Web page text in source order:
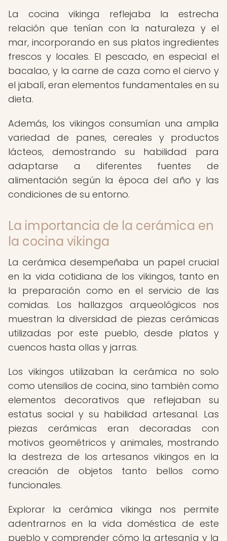
La cocina vikinga reflejaba la estrecha
relación que tenían con la naturaleza y el
mar, incorporando en sus platos ingredientes
frescos y locales. El pescado, en especial el
bacalao, y la carne de caza como el ciervo y
el jabalí, eran elementos fundamentales en su
dieta.
Además, los vikingos consumían una amplia
variedad de panes, cereales y productos
lácteos, demostrando su habilidad para
adaptarse a diferentes fuentes de
alimentación según la época del año y las
condiciones de su entorno.
La importancia de la cerámica en
la cocina vikinga
La cerámica desempeñaba un papel crucial
en la vida cotidiana de los vikingos, tanto en
la preparación como en el servicio de las
comidas. Los hallazgos arqueológicos nos
muestran la diversidad de piezas cerámicas
utilizadas por este pueblo, desde platos y
cuencos hasta ollas y jarras.
Los vikingos utilizaban la cerámica no solo
como utensilios de cocina, sino también como
elementos decorativos que reflejaban su
estatus social y su habilidad artesanal. Las
piezas cerámicas eran decoradas con
motivos geométricos y animales, mostrando
la destreza de los artesanos vikingos en la
creación de objetos tanto bellos como
funcionales.
Explorar la cerámica vikinga nos permite
adentrarnos en la vida doméstica de este
pueblo y comprender cómo la artesanía y la